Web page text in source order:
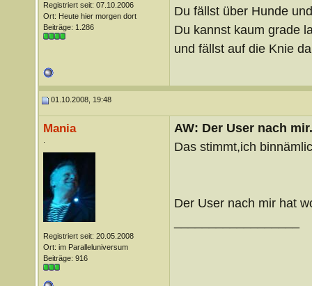
Registriert seit: 07.10.2006
Ort: Heute hier morgen dort
Beiträge: 1.286
Du fällst über Hunde
Du kannst kaum grade
und fällst auf die Knie
01.10.2008, 19:48
Mania
Registriert seit: 20.05.2008
Ort: im Paralleluniversum
Beiträge: 916
AW: Der User nach
Das stimmt,ich
Der User nach mir hat